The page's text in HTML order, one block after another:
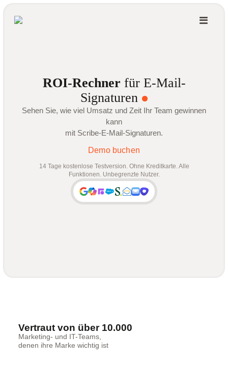
ROI-Rechner für E-Mail-
Signaturen
Sehen Sie, wie viel Umsatz und Zeit Ihr Team gewinnen
kann
mit Scribe-E-Mail-Signaturen.
Demo buchen
14 Tage kostenlose Testversion. Ohne Kreditkarte. Alle
Funktionen. Unbegrenzte Nutzer.
Vertraut von über 10.000
Marketing- und IT-Teams,
denen ihre Marke wichtig ist